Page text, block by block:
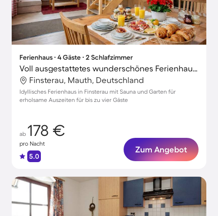
Ferienhaus ∙ 4 Gäste ∙ 2 Schlafzimmer
Voll ausgestattetes wunderschönes Ferienhaus mit Sauna, Terrasse und Grill
Finsterau, Mauth, Deutschland
Idyllisches Ferienhaus in Finsterau mit Sauna und Garten für
erholsame Auszeiten für bis zu vier Gäste
ab 178 €
pro Nacht
5.0
Zum Angebot